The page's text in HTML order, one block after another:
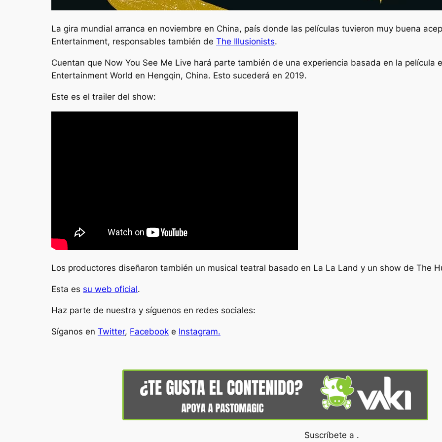
La gira mundial arranca en noviembre en China, país donde las películas tuvieron muy buena
Entertainment, responsables también de The Illusionists.
Cuentan que Now You See Me Live hará parte también de una experiencia basada en la película
Entertainment World en Hengqin, China. Esto sucederá en 2019.
Este es el trailer del show:
Los productores diseñaron también un musical teatral basado en La La Land y un show de The
Esta es su web oficial.
Haz parte de nuestra y síguenos en redes sociales:
Síganos en Twitter, Facebook e Instagram.
Suscríbete a .